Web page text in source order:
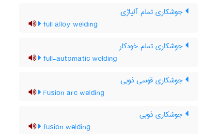
جوشکاری تمام آلیاژی
full alloy welding
جوشکاری تمام خودکار
full-automatic welding
جوشکاری قوسی ذوبی
Fusion arc welding
جوشکاری ذوبی
fusion welding